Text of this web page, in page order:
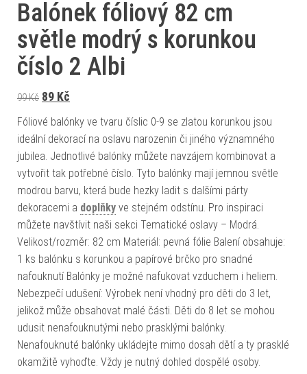
Balónek fóliový 82 cm
světle modrý s korunkou
číslo 2 Albi
99Kč Původní cena byla: 99 Kč.
89 Kč
Fóliové balónky ve tvaru číslic 0-9 se zlatou korunkou jsou
ideální dekorací na oslavu narozenin či jiného významného
jubilea. Jednotlivé balónky můžete navzájem kombinovat a
vytvořit tak potřebné číslo. Tyto balónky mají jemnou světle
modrou barvu, která bude hezky ladit s dalšími párty
dekoracemi a doplňky ve stejném odstínu. Pro inspiraci
můžete navštívit naši sekci Tematické oslavy – Modrá.
Velikost/rozměr: 82 cm Materiál: pevná fólie Balení obsahuje:
1 ks balónku s korunkou a papírové brčko pro snadné
nafouknutí Balónky je možné nafukovat vzduchem i heliem.
Nebezpečí udušení: Výrobek není vhodný pro děti do 3 let,
jelikož může obsahovat malé části. Děti do 8 let se mohou
udusit nenafouknutými nebo prasklými balónky.
Nenafouknuté balónky ukládejte mimo dosah dětí a ty prasklé
okamžitě vyhoďte. Vždy je nutný dohled dospělé osoby.